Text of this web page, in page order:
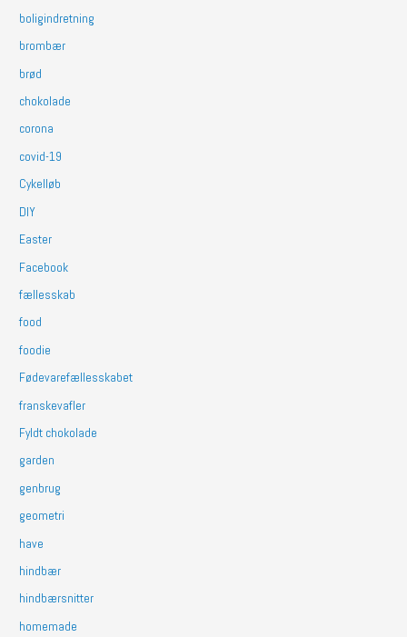
boligindretning
brombær
brød
chokolade
corona
covid-19
Cykelløb
DIY
Easter
Facebook
fællesskab
food
foodie
Fødevarefællesskabet
franskevafler
Fyldt chokolade
garden
genbrug
geometri
have
hindbær
hindbærsnitter
homemade